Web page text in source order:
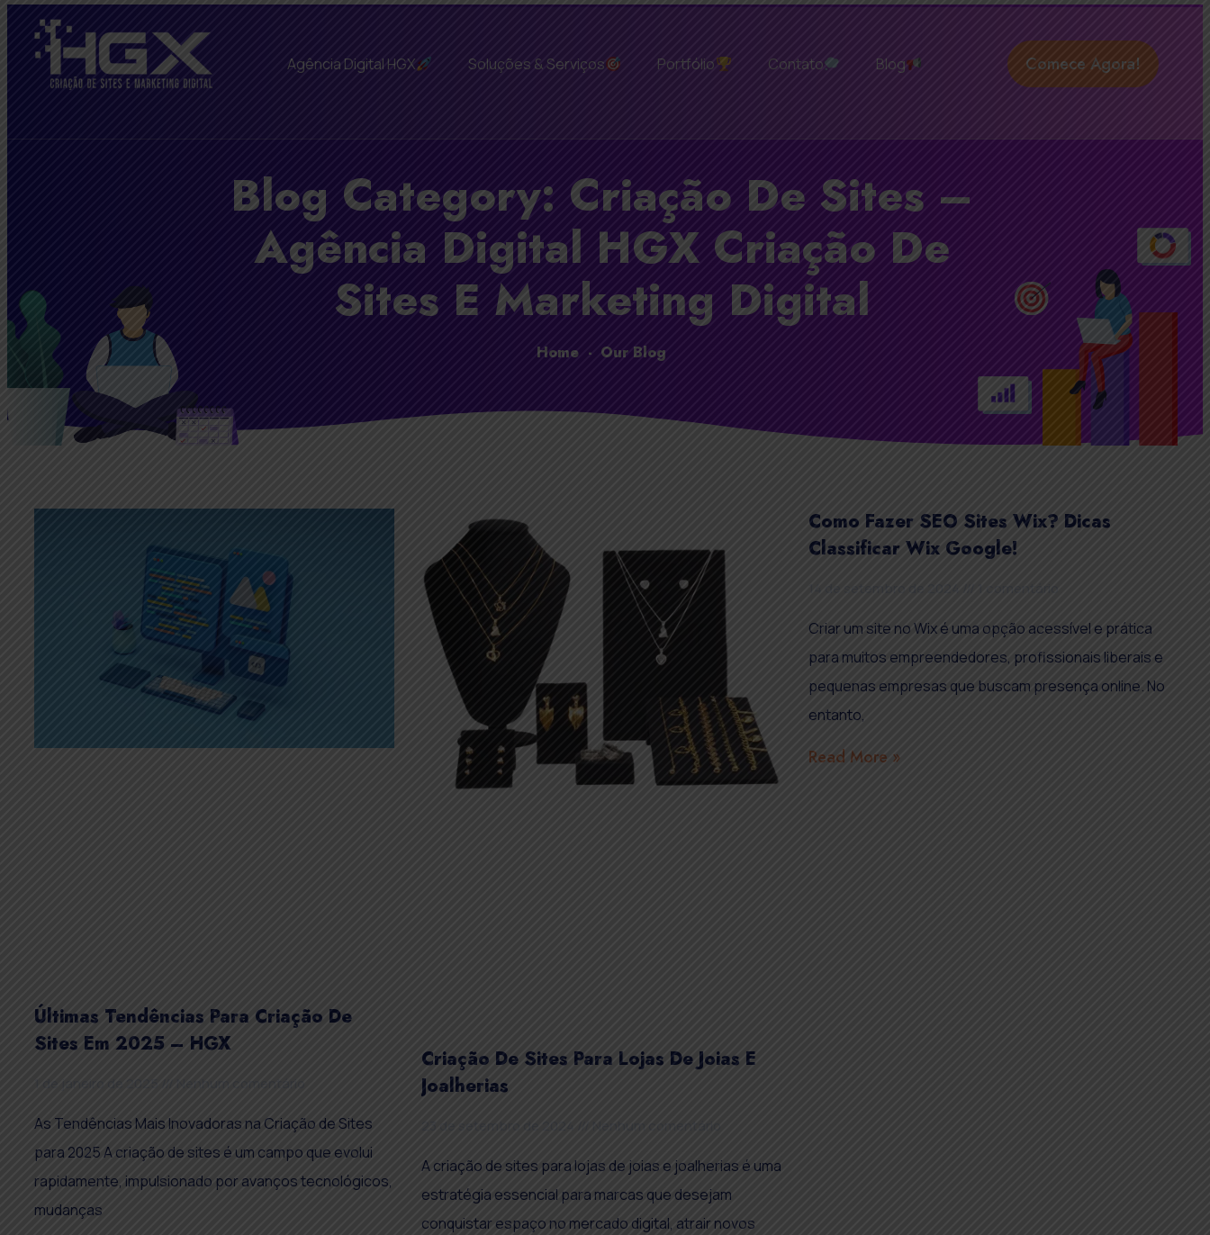
Agência Digital HGX Soluções & Serviços Portfólio Contato Blog Comece Agora!
Blog Category: Criação De Sites –
Agência Digital HGX Criação De
Sites E Marketing Digital
Home - Our Blog
Últimas Tendências Para Criação De
Sites Em 2025 – HGX
As Tendências Mais Inovadoras na Criação de Sites
para 2025 A criação de sites é um campo que evolui
rapidamente, impulsionado por avanços tecnológicos,
mudanças
Criação De Sites Para Lojas De Joias E
Joalherias
A criação de sites para lojas de joias e joalherias é uma
estratégia essencial para marcas que desejam
conquistar espaço no mercado digital, atrair novos
Como Fazer SEO Sites Wix? Dicas
Classificar Wix Google!
Criar um site no Wix é uma opção acessível e prática
para muitos empreendedores, profissionais liberais e
pequenas empresas que buscam presença online. No
entanto,
Read More »